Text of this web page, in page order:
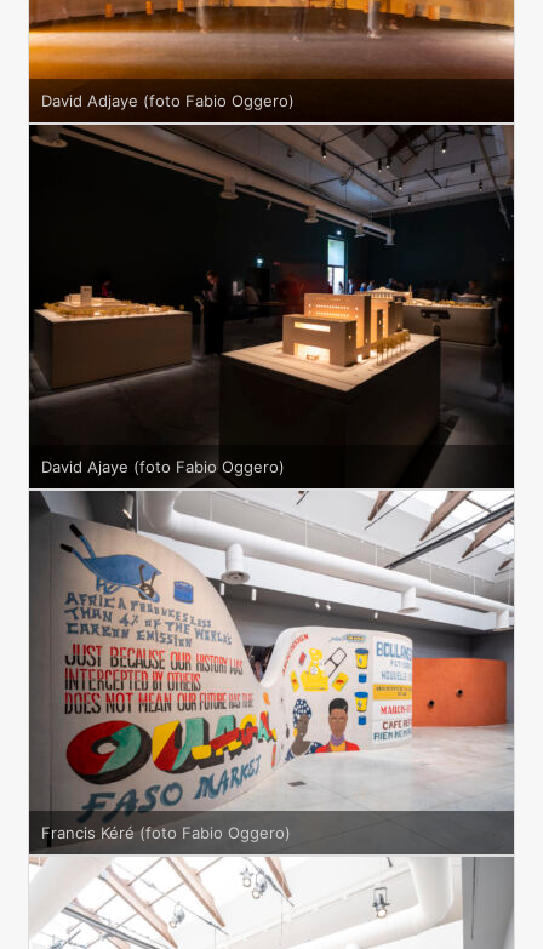
David Adjaye (foto Fabio Oggero)
David Ajaye (foto Fabio Oggero)
Francis Kéré (foto Fabio Oggero)